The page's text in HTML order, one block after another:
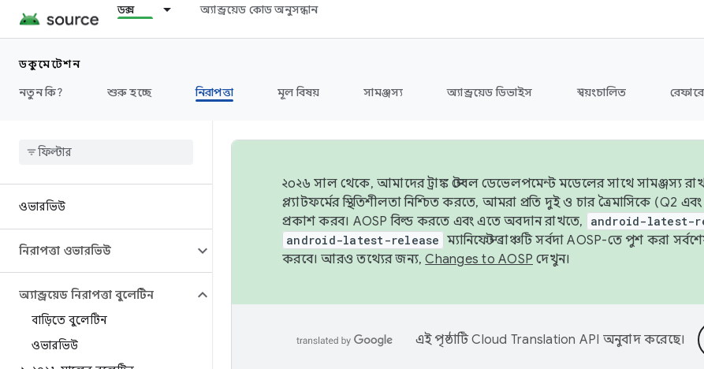
ডক্স অ্যান্ড্রয়েড কোড অনুসন্ধান
ডকুমেন্টেশন
নতুন কি?
শুরু হচ্ছে নিরাপত্তা মূল বিষয় সামঞ্জস্য অ্যান্ড্রয়েড ডিভাইস স্বয়ংচালিত
ওভারভিউ
নিরাপত্তা ওভারভিউ
অ্যান্ড্রয়েড নিরাপত্তা বুলেটিন
বাড়িতে বুলেটিন
ওভারভিউ
২০২৬ সাল থেকে, আমাদের ট্রাঙ্ক স্টেবল ডেভেলপমেন্ট মডেলের সাথে সামঞ্জস্য
প্ল্যাটফর্মের স্থিতিশীলতা নিশ্চিত করতে, আমরা প্রতি দুই ও চার ত্রৈমাসিকে (Q2
প্রকাশ করব। AOSP বিল্ড করতে এবং এতে অবদান রাখতে,
android-latest-
android-latest-release ম্যানিফেস্ট ব্রাঞ্চটি সর্বদা AOSP-তে পুশ করা
করবে। আরও তথ্যের জন্য,Changes to AOSP দেখুন।
এই পৃষ্ঠাটিCloud Translation API অনুবাদ করেছে।